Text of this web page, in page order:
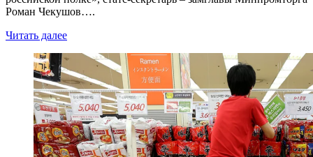
Роман Чекушов….
Читать далее